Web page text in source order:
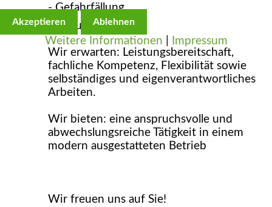
- Gefahrfällung
- Rodungsarbeiten
Wir erwarten: Leistungsbereitschaft,
fachliche Kompetenz, Flexibilität sowie
selbständiges und eigenverantwortliches
Arbeiten.
Wir bieten: eine anspruchsvolle und
abwechslungsreiche Tätigkeit in einem
modern ausgestatteten Betrieb
Wir freuen uns auf Sie!
Akzeptieren Ablehnen
Weitere Informationen Impressum